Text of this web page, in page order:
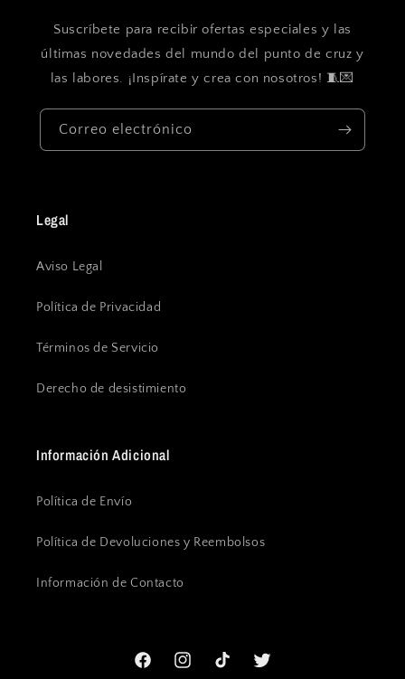
Suscríbete para recibir ofertas especiales y las
últimas novedades del mundo del punto de cruz y
las labores. ¡Inspírate y crea con nosotros! 🧵💌
Correo electrónico
Legal
Aviso Legal
Política de Privacidad
Términos de Servicio
Derecho de desistimiento
Información Adicional
Política de Envío
Política de Devoluciones y Reembolsos
Información de Contacto
FacebookInstagramTikTok Twitter